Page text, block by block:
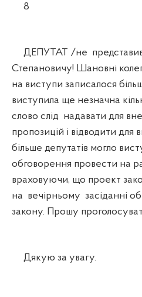
8
ДЕПУТАТ /не
Степановичу! Шановні
на виступи записалося
виступила ще незначна
слово слід надавати для
пропозицій і відводити
більше депутатів могло
обговорення провести на
враховуючи, що проект
на вечірньому засіданні
закону. Прошу
Дякую за увагу.